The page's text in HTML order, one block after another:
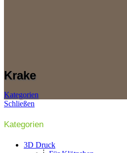
Krake
Kategorien
Schließen
Kategorien
3D Druck